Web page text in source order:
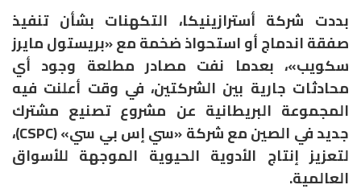
بددت شركة أسترازينيكا، التكهنات بشأن تنفيذ
صفقة اندماج أو استحواذ ضخمة مع «بريستول مايرز
سكويب»، بعدما نفت مصادر مطلعة وجود أي
محادثات جارية بين الشركتين، في وقت أعلنت فيه
المجموعة البريطانية عن مشروع تصنيع مشترك
جديد في الصين مع شركة «سي إس بي سي» (CSPC)،
لتعزيز إنتاج الأدوية الحيوية الموجهة للأسواق
العالمية.